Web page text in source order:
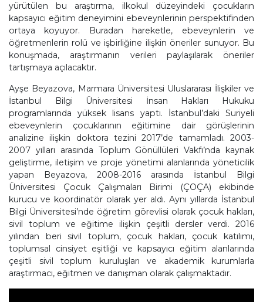
yürütülen bu araştırma, ilkokul düzeyindeki çocukların
kapsayıcı eğitim deneyimini ebeveynlerinin perspektifinden
ortaya koyuyor. Buradan hareketle, ebeveynlerin ve
öğretmenlerin rolü ve işbirliğine ilişkin öneriler sunuyor. Bu
konuşmada, araştırmanın verileri paylaşılarak öneriler
tartışmaya açılacaktır.
Ayşe Beyazova, Marmara Üniversitesi Uluslararası İlişkiler ve
İstanbul Bilgi Üniversitesi İnsan Hakları Hukuku
programlarında yüksek lisans yaptı. İstanbul’daki Suriyeli
ebeveynlerin çocuklarının eğitimine dair görüşlerinin
analizine ilişkin doktora tezini 2017’de tamamladı. 2003-
2007 yılları arasında Toplum Gönüllüleri Vakfı’nda kaynak
geliştirme, iletişim ve proje yönetimi alanlarında yöneticilik
yapan Beyazova, 2008-2016 arasında İstanbul Bilgi
Üniversitesi Çocuk Çalışmaları Birimi (ÇOÇA) ekibinde
kurucu ve koordinatör olarak yer aldı. Aynı yıllarda İstanbul
Bilgi Üniversitesi’nde öğretim görevlisi olarak çocuk hakları,
sivil toplum ve eğitime ilişkin çeşitli dersler verdi. 2016
yılından beri sivil toplum, çocuk hakları, çocuk katılımı,
toplumsal cinsiyet eşitliği ve kapsayıcı eğitim alanlarında
çeşitli sivil toplum kuruluşları ve akademik kurumlarla
araştırmacı, eğitmen ve danışman olarak çalışmaktadır.